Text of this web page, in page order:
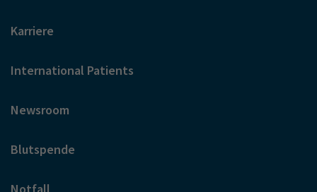
Karriere
International Patients
Newsroom
Blutspende
Notfall